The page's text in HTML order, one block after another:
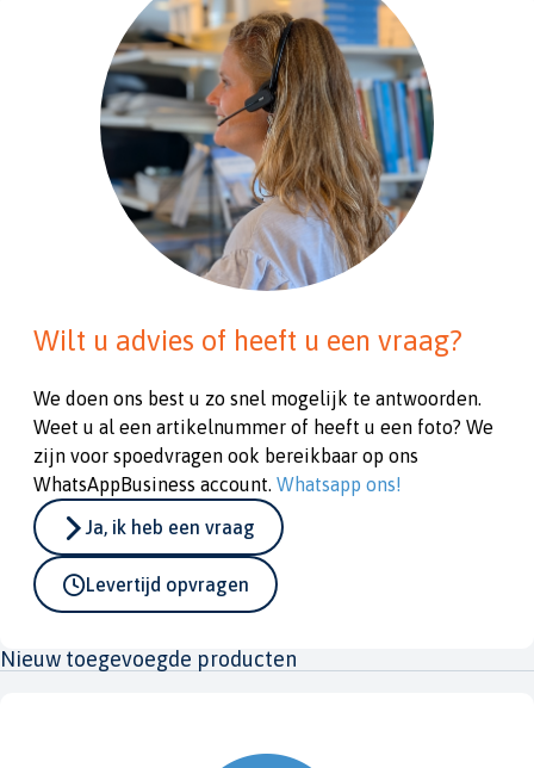
Wilt u advies of heeft u een vraag?
We doen ons best u zo snel mogelijk te antwoorden.
Weet u al een artikelnummer of heeft u een foto? We
zijn voor spoedvragen ook bereikbaar op ons
WhatsAppBusiness account. Whatsapp ons!
Ja, ik heb een vraag
Levertijd opvragen
Nieuw toegevoegde producten